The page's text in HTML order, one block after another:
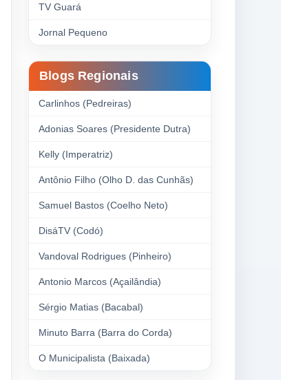
TV Guará
Jornal Pequeno
Blogs Regionais
Carlinhos (Pedreiras)
Adonias Soares (Presidente Dutra)
Kelly (Imperatriz)
Antônio Filho (Olho D. das Cunhãs)
Samuel Bastos (Coelho Neto)
DisáTV (Codó)
Vandoval Rodrigues (Pinheiro)
Antonio Marcos (Açailândia)
Sérgio Matias (Bacabal)
Minuto Barra (Barra do Corda)
O Municipalista (Baixada)